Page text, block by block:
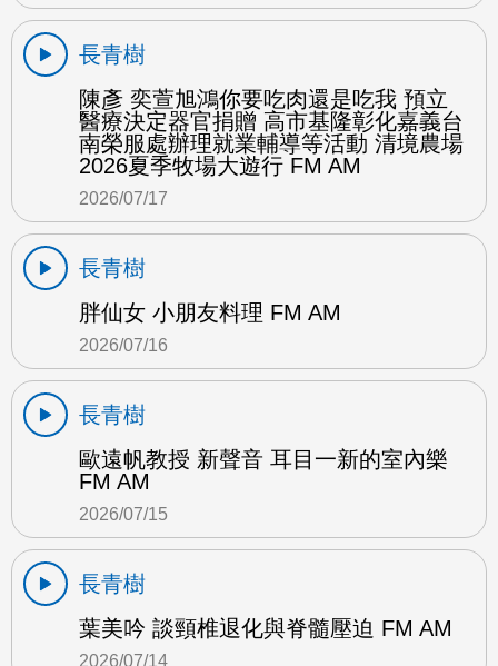
長青樹
陳彥 奕萱旭鴻你要吃肉還是吃我 預立
醫療決定器官捐贈 高市基隆彰化嘉義台
南榮服處辦理就業輔導等活動 清境農場
2026夏季牧場大遊行 FM AM
2026/07/17
長青樹
胖仙女 小朋友料理 FM AM
2026/07/16
長青樹
歐遠帆教授 新聲音 耳目一新的室內樂
FM AM
2026/07/15
長青樹
葉美吟 談頸椎退化與脊髓壓迫 FM AM
2026/07/14